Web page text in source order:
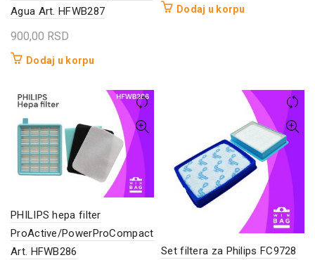
Agua Art. HFWB287
900,00 RSD
Dodaj u korpu
Dodaj u korpu
PHILIPS hepa filter
ProActive/PowerProCompact
Art. HFWB286
Set filtera za Philips FC9728